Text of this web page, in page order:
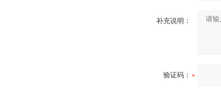
补充说明：
验证码：